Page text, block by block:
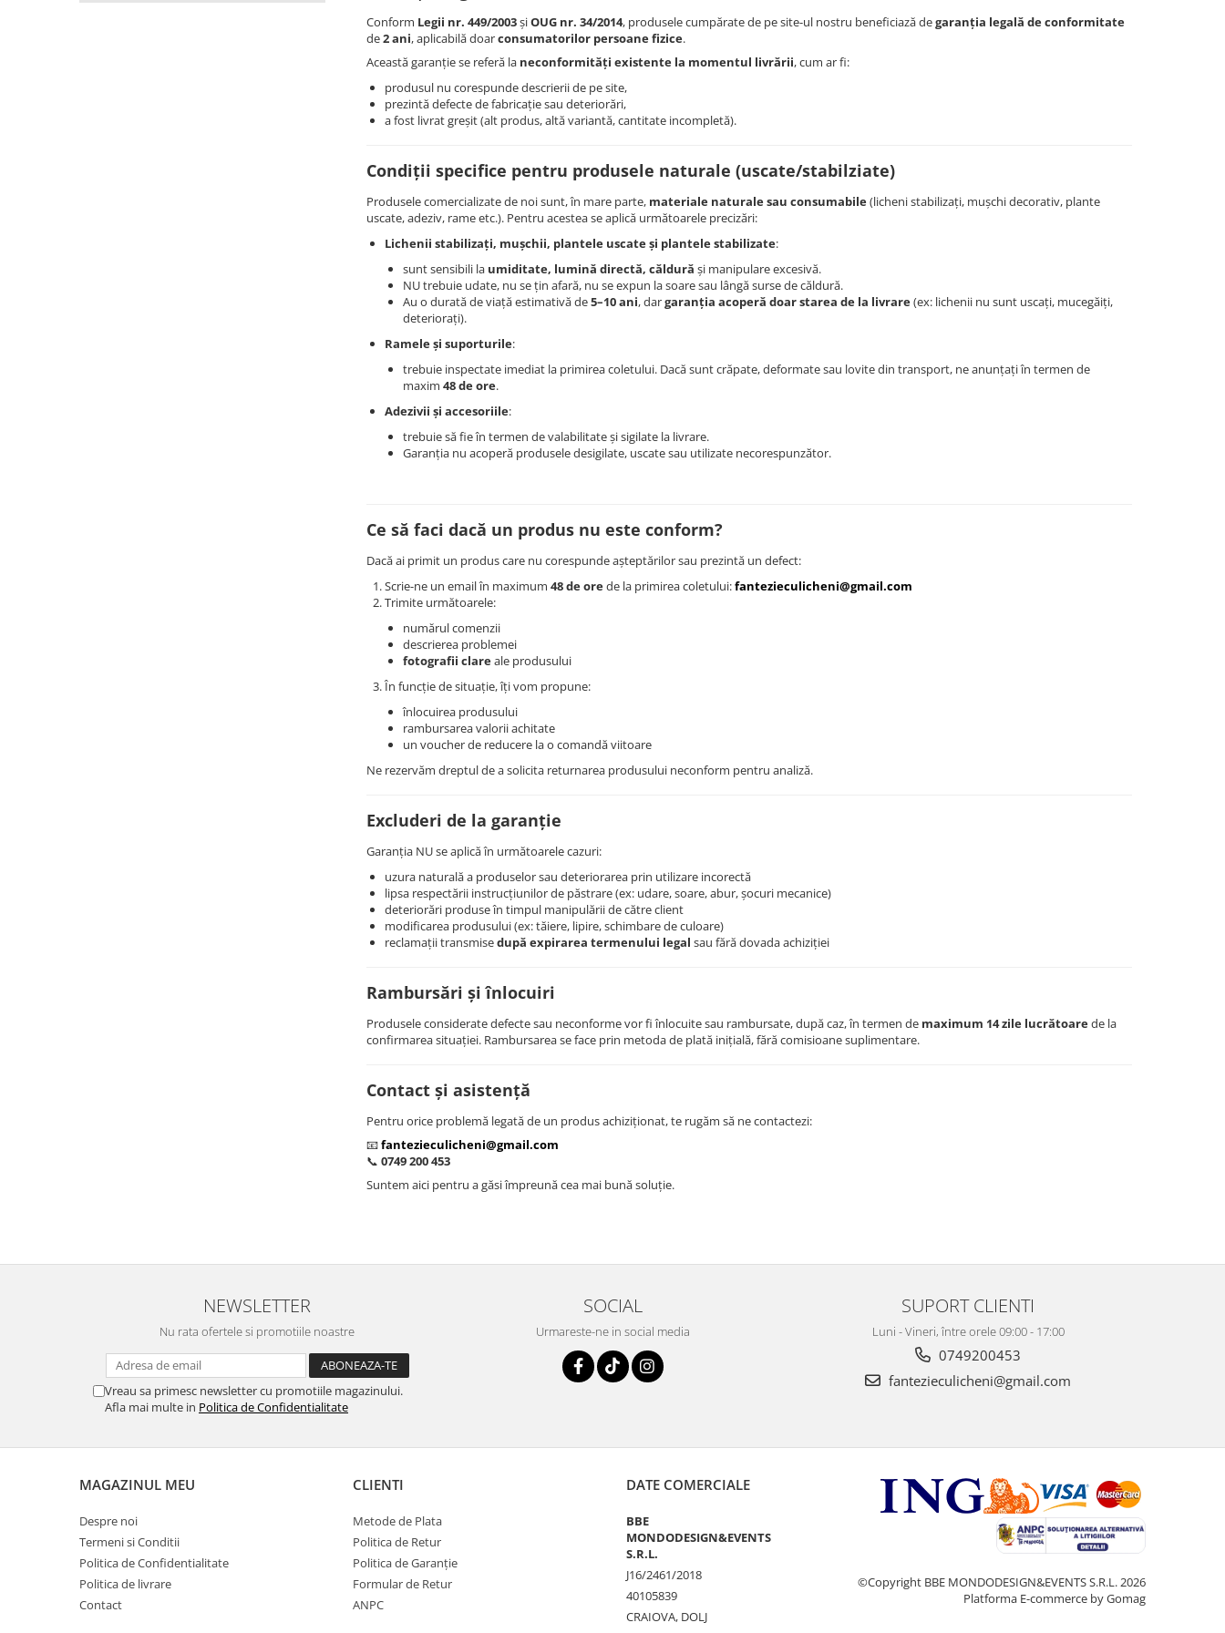
Conform Legii nr. 449/2003șiOUG nr. 34/2014, produsele cumpărate de pe site-ul nostru beneficiază degaranția legală de conformitate
de2 ani, aplicabilă doarconsumatorilor persoane fizice.
Această garanție se referă la neconformități existente la momentul livrării, cum ar fi:
produsul nu corespunde descrierii de pe site,
prezintă defecte de fabricație sau deteriorări,
a fost livrat greșit (alt produs, altă variantă, cantitate incompletă).
Condiții specifice pentru produsele naturale (uscate/stabilziate)
Produsele comercializate de noi sunt, în mare parte, materiale naturale sau consumabile(licheni stabilizați, mușchi decorativ, plante
uscate, adeziv, rame etc.). Pentru acestea se aplică următoarele precizări:
Lichenii stabilizați, mușchii, plantele uscate și plantele stabilizate:
sunt sensibili la umiditate, lumină directă, căldură și manipulare excesivă.
NU trebuie udate, nu se țin afară, nu se expun la soare sau lângă surse de căldură.
Au o durată de viață estimativă de5–10 ani, dargaranția acoperă doar starea de la livrare(ex: lichenii nu sunt uscați, mucegăiți,
deteriorați).
Ramele și suporturile:
trebuie inspectate imediat la primirea coletului. Dacă sunt crăpate, deformate sau lovite din transport, ne anunțați în termen de
maxim 48 de ore.
Adezivii și accesoriile:
trebuie să fie în termen de valabilitate și sigilate la livrare.
Garanția nu acoperă produsele desigilate, uscate sau utilizate necorespunzător.
Ce să faci dacă un produs nu este conform?
Dacă ai primit un produs care nu corespunde așteptărilor sau prezintă un defect:
Scrie-ne un email în maximum 48 de orede la primirea coletului:fantezieculicheni@gmail.com
Trimite următoarele:
numărul comenzii
descrierea problemei
fotografii clareale produsului
În funcție de situație, îți vom propune:
înlocuirea produsului
rambursarea valorii achitate
un voucher de reducere la o comandă viitoare
Ne rezervăm dreptul de a solicita returnarea produsului neconform pentru analiză.
Excluderi de la garanție
Garanția NU se aplică în următoarele cazuri:
uzura naturală a produselor sau deteriorarea prin utilizare incorectă
lipsa respectării instrucțiunilor de păstrare (ex: udare, soare, abur, șocuri mecanice)
deteriorări produse în timpul manipulării de către client
modificarea produsului (ex: tăiere, lipire, schimbare de culoare)
reclamații transmisedupă expirarea termenului legal sau fără dovada achiziției
Rambursări și înlocuiri
Produsele considerate defecte sau neconforme vor fi înlocuite sau rambursate, după caz, în termen de maximum 14 zile lucrătoarede la
confirmarea situației. Rambursarea se face prin metoda de plată inițială, fără comisioane suplimentare.
Contact și asistență
Pentru orice problemă legată de un produs achiziționat, te rugăm să ne contactezi:
📧fantezieculicheni@gmail.com
📞 0749 200 453
Suntem aici pentru a găsi împreună cea mai bună soluție.
NEWSLETTER
Nu rata ofertele si promotiile noastre
Vreau sa primesc newsletter cu promotiile magazinului.
Afla mai multe in Politica de Confidentialitate
SOCIAL
Urmareste-ne in social media
SUPORT CLIENTI
Luni - Vineri, între orele 09:00 - 17:00
0749200453
fantezieculicheni@gmail.com
MAGAZINUL MEU
Despre noi
Termeni si Conditii
Politica de Confidentialitate
Politica de livrare
Contact
CLIENTI
Metode de Plata
Politica de Retur
Politica de Garanție
Formular de Retur
ANPC
DATE COMERCIALE
BBE
MONDODESIGN&EVENTS
S.R.L.
J16/2461/2018
40105839
CRAIOVA, DOLJ
©Copyright BBE MONDODESIGN&EVENTS S.R.L. 2026
Platforma E-commerce by Gomag